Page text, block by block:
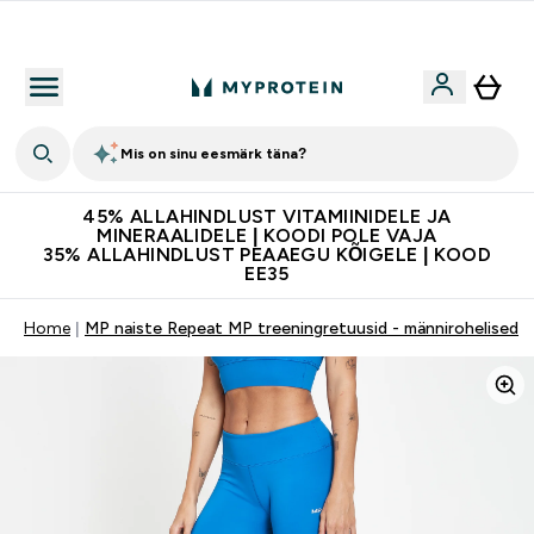
Mis on sinu eesmärk täna?
45% ALLAHINDLUST VITAMIINIDELE JA
MINERAALIDELE | KOODI POLE VAJA
35% ALLAHINDLUST PEAAEGU KÕIGELE | KOOD
EE35
Home MP naiste Repeat MP treeningretuusid - männirohelised